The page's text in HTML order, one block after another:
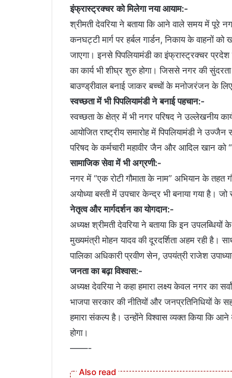
इंफ्रास्ट्रक्चर को मिलेगा नया आयाम:-
श्रीमती देवरिया ने बताया कि आने वाले समय में
कनघट्टी मार्ग पर हर्बल गार्डन, निकाय के वाहनों
जाएगा। इनसे पिपलियामंडी का इंफ्रास्ट्रक्चर
का कार्य भी शीघ्र शुरु होगा। जिससे नगर की
बाउण्ड्रीवाल बनाई जाकर बच्चों के मनोजरंजन के
स्वच्छता में भी पिपलियामंडी ने बनाई पहचान:-
स्वच्छता के क्षेत्र में भी नगर परिषद ने उल्लेखनीय
आयोजित राष्ट्रीय समारोह में पिपलियामंडी ने उज्जैन
परिषद के कर्मचारी महावीर जैन और आदिल खान को
सामाजिक सेवा में भी अग्रणी:-
नगर में “एक रोटी गौमाता के नाम” अभियान के तहत
अयोध्या बस्ती में उपचार केन्द्र भी बनाया गया है।
नेतृत्व और मार्गदर्शन का योगदान:-
अध्यक्ष श्रीमती देवरिया ने बताया कि इन
मुख्यमंत्री मोहन यादव की दूरदर्शिता अहम रही है।
पालिका अधिकारी प्रवीण सेन, उपयंत्री राजेश
जनता का बढ़ा विश्वास:-
अध्यक्ष देवरिया ने कहा हमारा लक्ष्य केवल नगर का
भाजपा सरकार की नीतियों और जनप्रतिनिधियों
हमारा संकल्प है। उन्होंने विश्वास व्यक्त किया कि
होगा।
——-